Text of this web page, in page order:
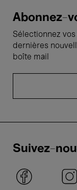
Abonnez-
Sélectionnez
dernières
boîte mail
Suivez-